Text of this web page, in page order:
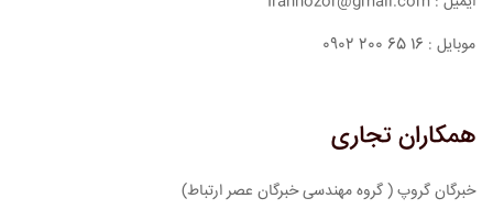
موبایل : 16 65 200 0902
همکاران تجاری
خبرگان گروپ ( گروه مهندسی خبرگان عصر ارتباط)